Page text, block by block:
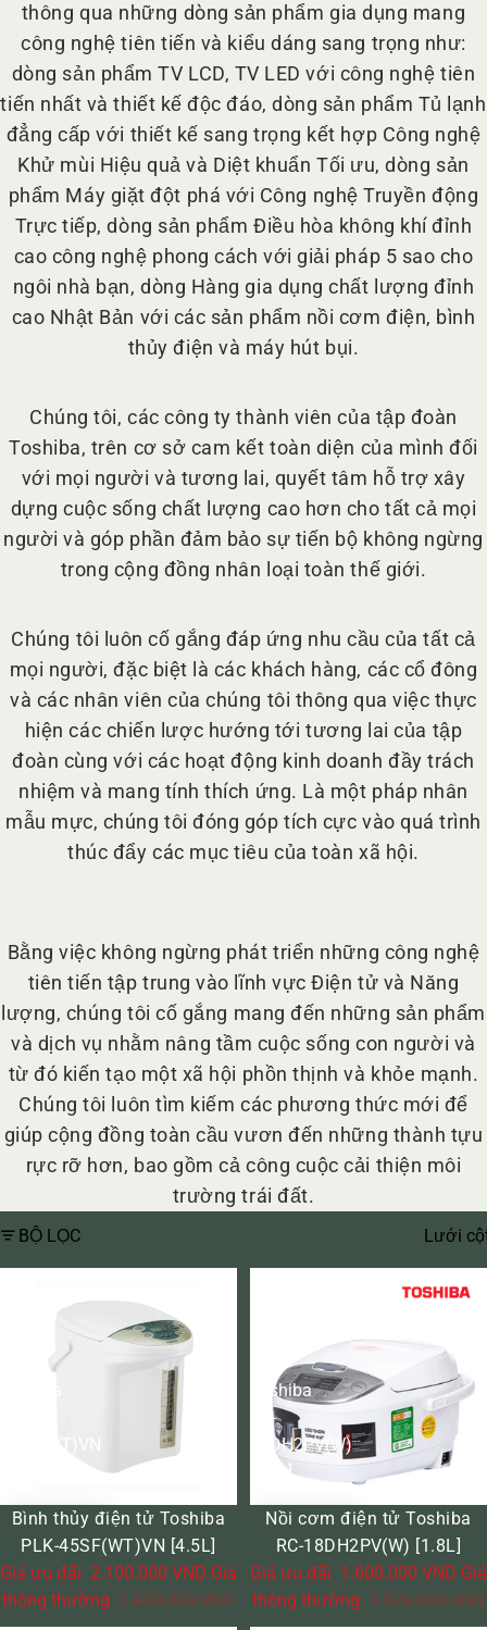
thông qua những dòng sản phẩm gia dụng mang
công nghệ tiên tiến và kiểu dáng sang trọng như:
dòng sản phẩm TV LCD, TV LED với công nghệ tiên
tiến nhất và thiết kế độc đáo, dòng sản phẩm Tủ lạnh
đẳng cấp với thiết kế sang trọng kết hợp Công nghệ
Khử mùi Hiệu quả và Diệt khuẩn Tối ưu, dòng sản
phẩm Máy giặt đột phá với Công nghệ Truyền động
Trực tiếp, dòng sản phẩm Điều hòa không khí đỉnh
cao công nghệ phong cách với giải pháp 5 sao cho
ngôi nhà bạn, dòng Hàng gia dụng chất lượng đỉnh
cao Nhật Bản với các sản phẩm nồi cơm điện, bình
thủy điện và máy hút bụi.
Chúng tôi, các công ty thành viên của tập đoàn
Toshiba, trên cơ sở cam kết toàn diện của mình đối
với mọi người và tương lai, quyết tâm hỗ trợ xây
dựng cuộc sống chất lượng cao hơn cho tất cả mọi
người và góp phần đảm bảo sự tiến bộ không ngừng
trong cộng đồng nhân loại toàn thế giới.
Chúng tôi luôn cố gắng đáp ứng nhu cầu của tất cả
mọi người, đặc biệt là các khách hàng, các cổ đông
và các nhân viên của chúng tôi thông qua việc thực
hiện các chiến lược hướng tới tương lai của tập
đoàn cùng với các hoạt động kinh doanh đầy trách
nhiệm và mang tính thích ứng. Là một pháp nhân
mẫu mực, chúng tôi đóng góp tích cực vào quá trình
thúc đẩy các mục tiêu của toàn xã hội.
Bằng việc không ngừng phát triển những công nghệ
tiên tiến tập trung vào lĩnh vực Điện tử và Năng
lượng, chúng tôi cố gắng mang đến những sản phẩm
và dịch vụ nhằm nâng tầm cuộc sống con người và
từ đó kiến tạo một xã hội phồn thịnh và khỏe mạnh.
Chúng tôi luôn tìm kiếm các phương thức mới để
giúp cộng đồng toàn cầu vươn đến những thành tựu
rực rỡ hơn, bao gồm cả công cuộc cải thiện môi
trường trái đất.
BỘ LỌC Lưới
GIẢM GIÁ
Bình thủy điện tử Toshiba
PLK-45SF(WT)VN [4.5L]
Giá ưu đãi 2.100.000 VND Giá
thông thường 2.490.000 VND
Toshiba
RC-
18DH2PV(W)
[1.8L]
GIẢM GIÁ
Nồi cơm điện tử Toshiba
RC-18DH2PV(W) [1.8L]
Giá ưu đãi 1.600.000 VND Giá
thông thường 1.920.000 VND